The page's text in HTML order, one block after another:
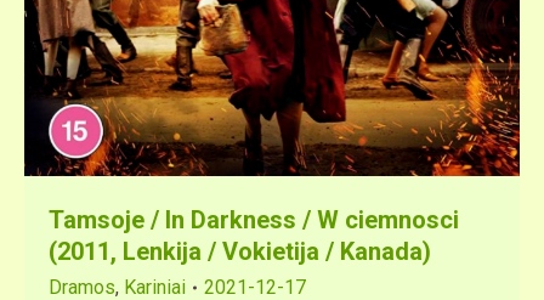
Tamsoje / In Darkness / W ciemnosci
(2011, Lenkija / Vokietija / Kanada)
Dramos, Kariniai 2021-12-17